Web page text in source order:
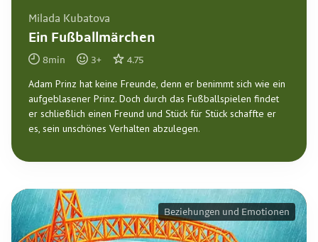
Milada Kubatova
Ein Fußballmärchen
8min 3+ 4.75
Adam Prinz hat keine Freunde, denn er benimmt sich wie ein
aufgeblasener Prinz. Doch durch das Fußballspielen findet
er schließlich einen Freund und Stück für Stück schaffte er
es, sein unschönes Verhalten abzulegen.
Beziehungen und Emotionen